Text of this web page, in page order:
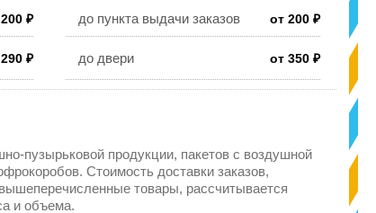
₽
₽
до пункта выдачи заказов от 200 ₽
до двери от 350 ₽
пузырьковой продукции, пакетов с воздушной
Стоимость доставки заказов,
товары, рассчитывается
и объема.